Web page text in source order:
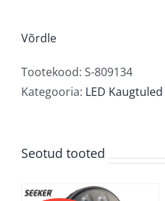
low
profile
Võrdle
Tootekood: S-809134
Kategooria: LED Kaugtuled
Seotud tooted